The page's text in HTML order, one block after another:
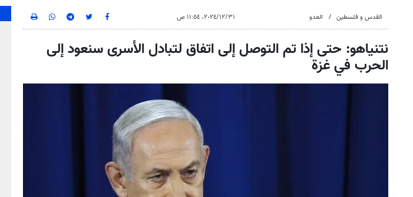
القدس و فلسطین العدو ٣١‏/١٢‏/٢٠٢٤، ١١:٥٤ ص
نتنياهو: حتى إذا تم التوصل إلى اتفاق لتبادل الأسرى سنعود إلى
الحرب في غزة